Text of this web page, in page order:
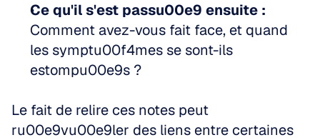
Ce qu'il s'est passu00e9 ensuite :
Comment avez-vous fait face, et quand
les symptu00f4mes se sont-ils
estompu00e9s ?
Le fait de relire ces notes peut
ru00e9vu00e9ler des liens entre certaines